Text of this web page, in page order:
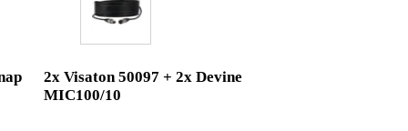
2x Visaton 50097 + 2x Devine
MIC100/10